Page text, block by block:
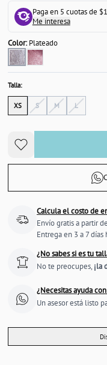
Paga en 5 cuotas de
Me interesa
Color:Plateado
Talla:
XS S M L
Calcula el costo de
Envío gratis a partir
Entrega en 3 a 7 días
¿No sabes si es tu
No te preocupes, ¡la
¿Necesitas ayuda
Un asesor está listo